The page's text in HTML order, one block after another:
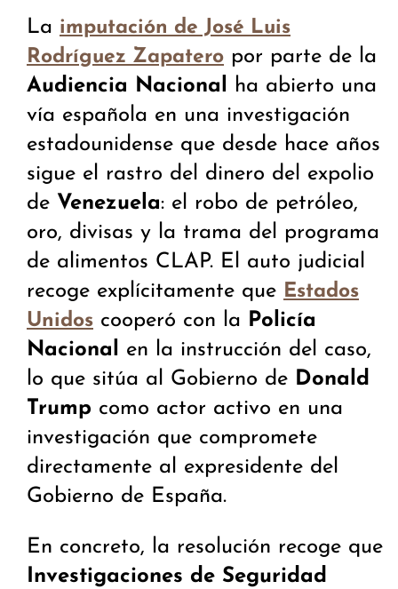
La imputación de José Luis
Rodríguez Zapatero por parte de la
Audiencia Nacional ha abierto una
vía española en una investigación
estadounidense que desde hace años
sigue el rastro del dinero del expolio
de Venezuela: el robo de petróleo,
oro, divisas y la trama del programa
de alimentos CLAP. El auto judicial
recoge explícitamente que Estados
Unidos cooperó con la Policía
Nacional en la instrucción del caso,
lo que sitúa al Gobierno de Donald
Trump como actor activo en una
investigación que compromete
directamente al expresidente del
Gobierno de España.
En concreto, la resolución recoge que
Investigaciones de Seguridad